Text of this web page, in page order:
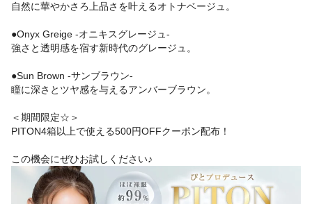
自然に華やかさろ上品さを叶えるオトナベージュ。
●Onyx Greige -オニキスグレージュ-
強さと透明感を宿す新時代のグレージュ。
●Sun Brown -サンブラウン-
瞳に深さとツヤ感を与えるアンバーブラウン。
＜期間限定☆＞
PITON4箱以上で使える500円OFFクーポン配布！
この機会にぜひお試しください♪